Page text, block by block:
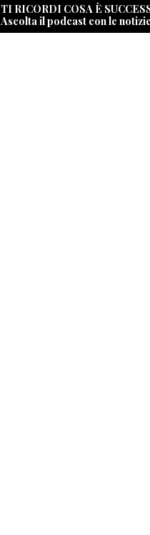
TI RICORDI COSA È
Ascolta il podcast con le